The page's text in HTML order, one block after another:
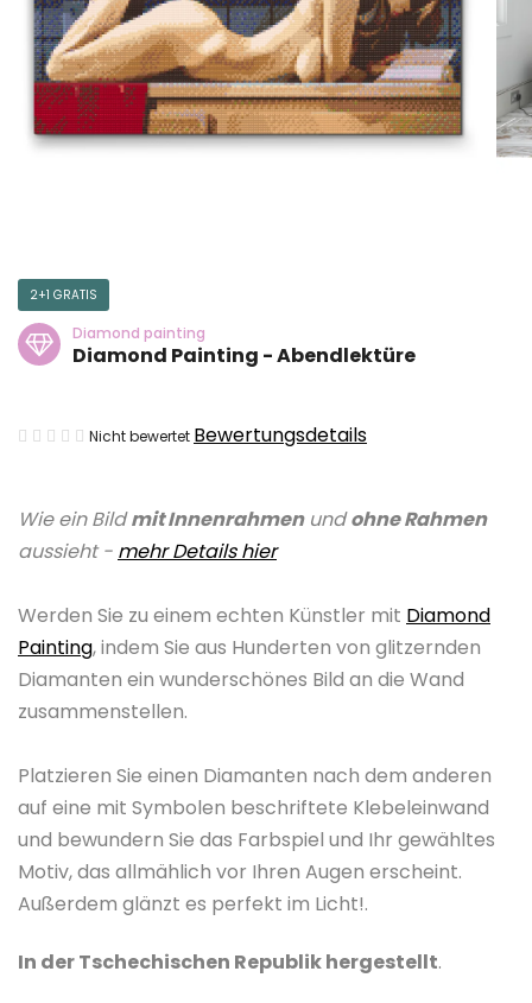
Wie ein Bildmit Innenrahmenundohne Rahmen
aussieht - mehr Details hier
Werden Sie zu einem echten Künstler mit Diamond
Painting, indem Sie aus Hunderten von glitzernden
Diamanten ein wunderschönes Bild an die Wand
zusammenstellen.
Platzieren Sie einen Diamanten nach dem anderen
auf eine mit Symbolen beschriftete Klebeleinwand
und bewundern Sie das Farbspiel und Ihr gewähltes
Motiv, das allmählich vor Ihren Augen erscheint.
Außerdem glänzt es perfekt im Licht!.
In der Tschechischen Republik hergestellt.
2+1 GRATIS
Diamond painting
Diamond Painting - Abendlektüre
Die
ist
0,0
5
Sternen.
Nicht bewertet Bewertungsdetails